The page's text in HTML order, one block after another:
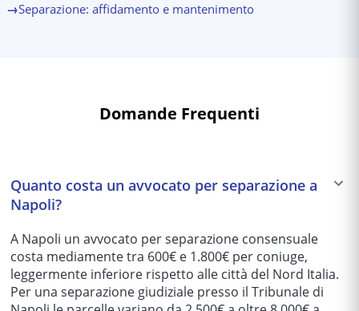
→Separazione: affidamento e mantenimento
Domande Frequenti
Quanto costa un avvocato per separazione a
Napoli?
A Napoli un avvocato per separazione consensuale
costa mediamente tra 600€ e 1.800€ per coniuge,
leggermente inferiore rispetto alle città del Nord Italia.
Per una separazione giudiziale presso il Tribunale di